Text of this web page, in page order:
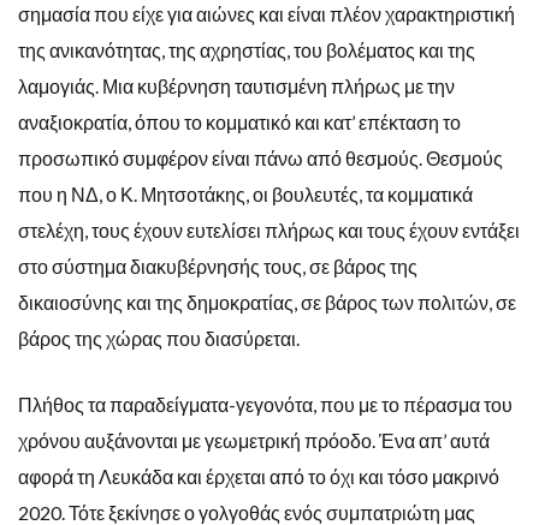
σημασία που είχε για αιώνες και είναι πλέον χαρακτηριστική
της ανικανότητας, της αχρηστίας, του βολέματος και της
λαμογιάς. Μια κυβέρνηση ταυτισμένη πλήρως με την
αναξιοκρατία, όπου το κομματικό και κατ’ επέκταση το
προσωπικό συμφέρον είναι πάνω από θεσμούς. Θεσμούς
που η ΝΔ, ο Κ. Μητσοτάκης, οι βουλευτές, τα κομματικά
στελέχη, τους έχουν ευτελίσει πλήρως και τους έχουν εντάξει
στο σύστημα διακυβέρνησής τους, σε βάρος της
δικαιοσύνης και της δημοκρατίας, σε βάρος των πολιτών, σε
βάρος της χώρας που διασύρεται.
Πλήθος τα παραδείγματα-γεγονότα, που με το πέρασμα του
χρόνου αυξάνονται με γεωμετρική πρόοδο. Ένα απ’ αυτά
αφορά τη Λευκάδα και έρχεται από το όχι και τόσο μακρινό
2020. Τότε ξεκίνησε ο γολγοθάς ενός συμπατριώτη μας